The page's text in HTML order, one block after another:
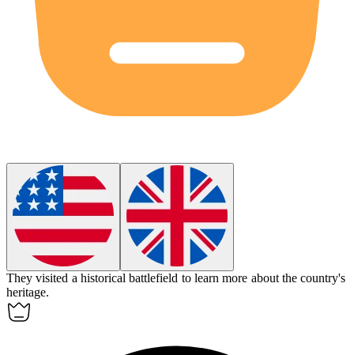
They visited a historical battlefield to learn more about the country's
heritage.